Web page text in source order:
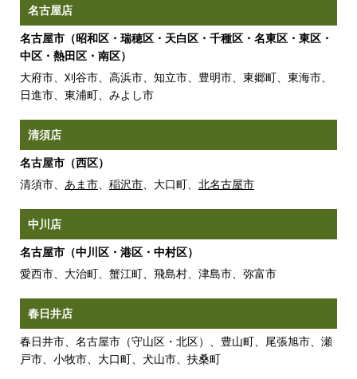
名古屋店
名古屋市（昭和区・瑞穂区・天白区・千種区・名東区・東区・
中区・熱田区・南区）
大府市、刈谷市、高浜市、知立市、豊明市、東郷町、東海市、
日進市、東浦町、みよし市
清須店
名古屋市（西区）
清須市、 あま市、 稲沢市、大口町、 北名古屋市
中川店
名古屋市（中川区・港区・中村区）
愛西市、大治町、蟹江町、飛島村、津島市、弥富市
春日井店
春日井市、名古屋市（守山区・北区）、豊山町、尾張旭市、瀬
戸市、小牧市、大口町、犬山市、扶桑町